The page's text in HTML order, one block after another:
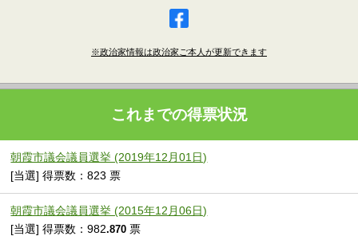
※政治家情報は政治家ご本人が更新できます
これまでの得票状況
朝霞市議会議員選挙 (2019年12月01日)
[当選] 得票数：823 票
朝霞市議会議員選挙 (2015年12月06日)
[当選] 得票数：982.870 票